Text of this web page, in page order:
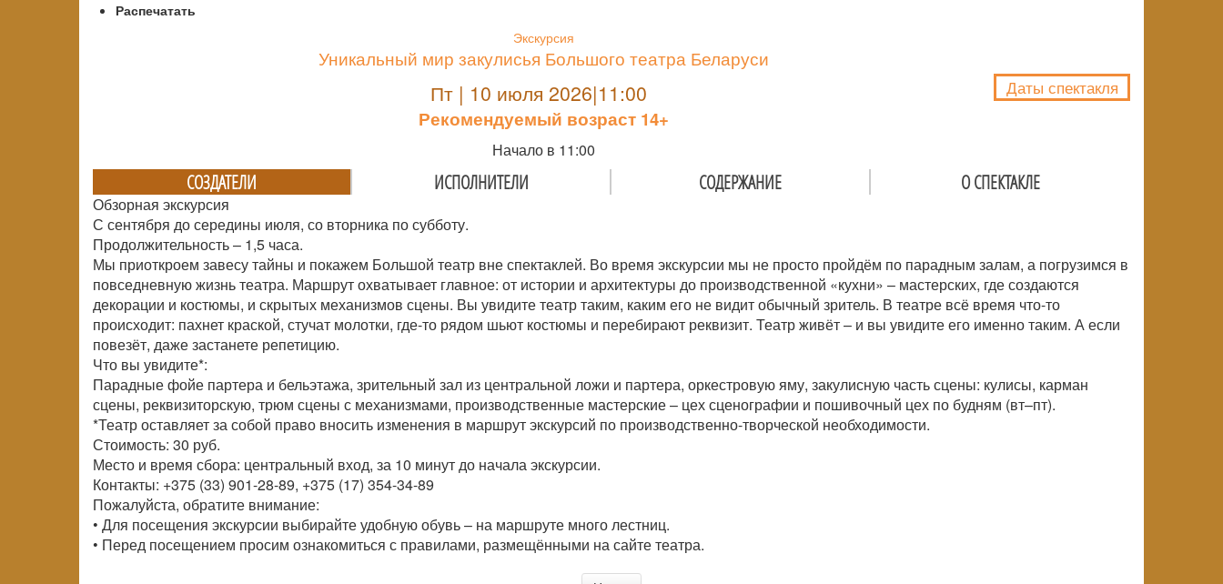
Распечатать
Экскурсия
Уникальный мир закулисья Большого театра Беларуси
Пт | 10 июля 2026|11:00
Рекомендуемый возраст 14+
Начало в 11:00
Даты спектакля
СОЗДАТЕЛИ ИСПОЛНИТЕЛИ СОДЕРЖАНИЕ О СПЕКТАКЛЕ
Обзорная экскурсия
С сентября до середины июля, со вторника по субботу.
Продолжительность – 1,5 часа.
Мы приоткроем завесу тайны и покажем Большой театр вне спектаклей. Во время экскурсии мы не просто пройдём по парадным залам, а погрузимся в
повседневную жизнь театра. Маршрут охватывает главное: от истории и архитектуры до производственной «кухни» – мастерских, где создаются
декорации и костюмы, и скрытых механизмов сцены. Вы увидите театр таким, каким его не видит обычный зритель. В театре всё время что-то
происходит: пахнет краской, стучат молотки, где-то рядом шьют костюмы и перебирают реквизит. Театр живёт – и вы увидите его именно таким. А если
повезёт, даже застанете репетицию.
Что вы увидите*:
Парадные фойе партера и бельэтажа, зрительный зал из центральной ложи и партера, оркестровую яму, закулисную часть сцены: кулисы, карман
сцены, реквизиторскую, трюм сцены с механизмами, производственные мастерские – цех сценографии и пошивочный цех по будням (вт–пт).
*Театр оставляет за собой право вносить изменения в маршрут экскурсий по производственно-творческой необходимости.
Стоимость: 30 руб.
Место и время сбора: центральный вход, за 10 минут до начала экскурсии.
Контакты: +375 (33) 901-28-89, +375 (17) 354-34-89
Пожалуйста, обратите внимание:
• Для посещения экскурсии выбирайте удобную обувь – на маршруте много лестниц.
• Перед посещением просим ознакомиться с правилами, размещёнными на сайте театра.